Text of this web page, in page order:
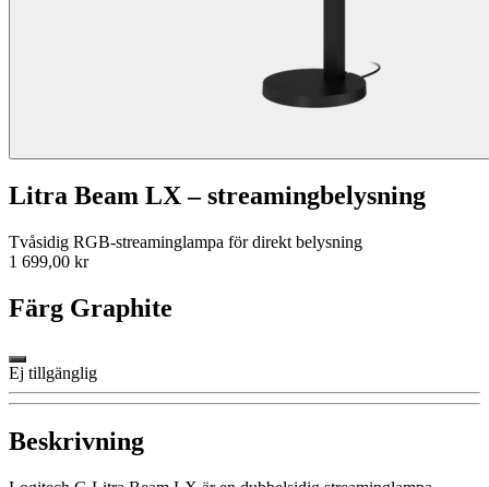
Litra Beam LX – streamingbelysning
Tvåsidig RGB-streaminglampa för direkt belysning
1 699,00 kr
Färg Graphite
Ej tillgänglig
Beskrivning